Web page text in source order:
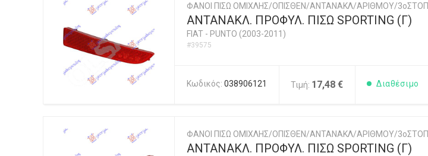
ΦΑΝΟΙ ΠΙΣΩ ΟΜΙΧΛΗΣ/ΟΠΙΣΘΕΝ/ΑΝΤΑΝΑΚΛ/ΑΡΙΘΜΟΥ/3οΣΤΟΠ
ΑΝΤΑΝΑΚΛ. ΠΡΟΦΥΛ. ΠΙΣΩ SPORTING (Γ)
FIAT - PUNTO (2003-2011)
#39575
Κωδικός: 038906121 Τιμή: 17,48 € Διαθέσιμο
ΦΑΝΟΙ ΠΙΣΩ ΟΜΙΧΛΗΣ/ΟΠΙΣΘΕΝ/ΑΝΤΑΝΑΚΛ/ΑΡΙΘΜΟΥ/3οΣΤΟΠ
ΑΝΤΑΝΑΚΛ. ΠΡΟΦΥΛ. ΠΙΣΩ SPORTING (Γ)